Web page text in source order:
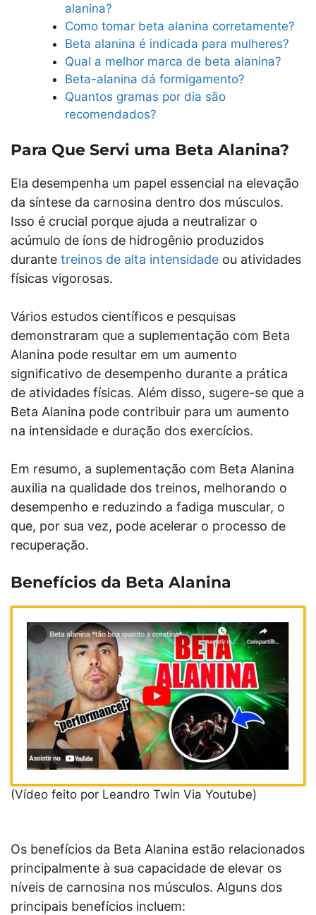
alanina?
Como tomar beta alanina corretamente?
Beta alanina é indicada para mulheres?
Qual a melhor marca de beta alanina?
Beta-alanina dá formigamento?
Quantos gramas por dia são
recomendados?
Para Que Servi uma Beta Alanina?
Ela desempenha um papel essencial na elevação
da síntese da carnosina dentro dos músculos.
Isso é crucial porque ajuda a neutralizar o
acúmulo de íons de hidrogênio produzidos
durante treinos de alta intensidade ou atividades
físicas vigorosas.
Vários estudos científicos e pesquisas
demonstraram que a suplementação com Beta
Alanina pode resultar em um aumento
significativo de desempenho durante a prática
de atividades físicas. Além disso, sugere-se que a
Beta Alanina pode contribuir para um aumento
na intensidade e duração dos exercícios.
Em resumo, a suplementação com Beta Alanina
auxilia na qualidade dos treinos, melhorando o
desempenho e reduzindo a fadiga muscular, o
que, por sua vez, pode acelerar o processo de
recuperação.
Benefícios da Beta Alanina
(Vídeo feito por Leandro Twin Via Youtube)
Os benefícios da Beta Alanina estão relacionados
principalmente à sua capacidade de elevar os
níveis de carnosina nos músculos. Alguns dos
principais benefícios incluem: